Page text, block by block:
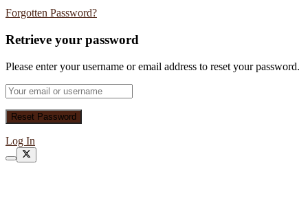
Forgotten Password?
Retrieve your password
Please enter your username or email address to reset your password.
Log In